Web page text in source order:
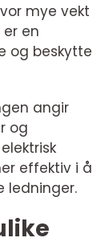
mye vekt
en
og beskytte
angir
og
effektiv i å
ledninger.